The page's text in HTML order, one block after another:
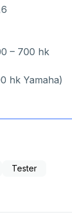
– 700 hk
hk Yamaha)
Tester